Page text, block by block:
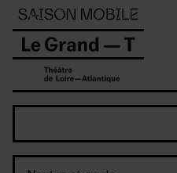
Panneau de gestion des cookies